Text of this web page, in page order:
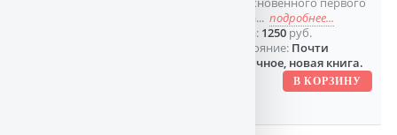
шага... подробнее...
Цена: 1250руб.
Состояние: Почти
отличное, новая книга.